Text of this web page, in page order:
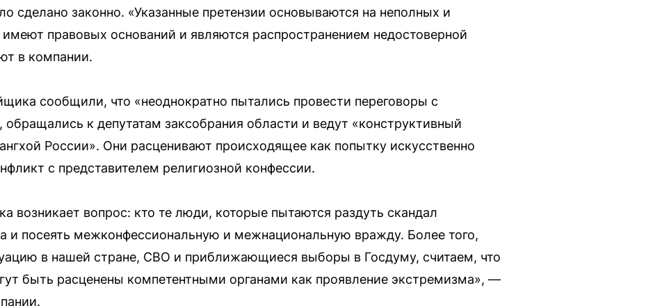
сделано законно. «Указанные претензии основываются на неполных и
правовых оснований и являются распространением недостоверной
в компании.
сообщили, что «неоднократно пытались провести переговоры с
обращались к депутатам заксобрания области и ведут «конструктивный
России». Они расценивают происходящее как попытку искусственно
с представителем религиозной конфессии.
возникает вопрос: кто те люди, которые пытаются раздуть скандал
и посеять межконфессиональную и межнациональную вражду. Более того,
в нашей стране, СВО и приближающиеся выборы в Госдуму, считаем, что
быть расценены компетентными органами как проявление экстремизма», —